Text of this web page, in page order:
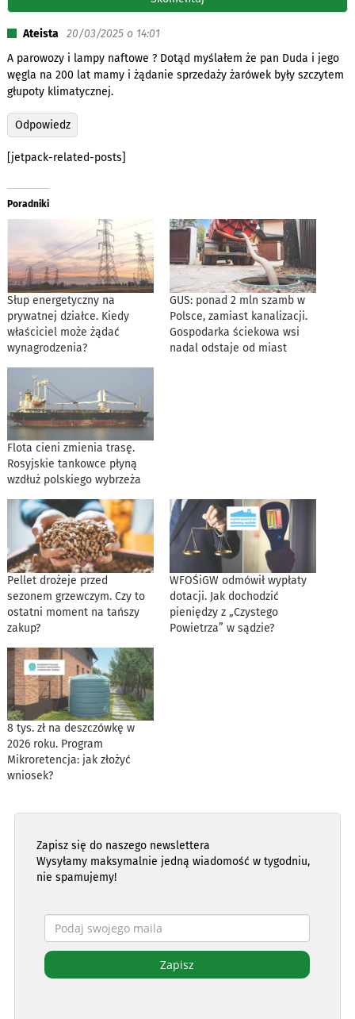
Ateista 20/03/2025 o 14:01
A parowozy i lampy naftowe ? Dotąd myślałem że pan Duda i jego
węgla na 200 lat mamy i żądanie sprzedaży żarówek były szczytem
głupoty klimatycznej.
Odpowiedz
[jetpack-related-posts]
Poradniki
Słup energetyczny na
prywatnej działce. Kiedy
właściciel może żądać
wynagrodzenia?
GUS: ponad 2 mln szamb w
Polsce, zamiast kanalizacji.
Gospodarka ściekowa wsi
nadal odstaje od miast
Flota cieni zmienia trasę.
Rosyjskie tankowce płyną
wzdłuż polskiego wybrzeża
Pellet drożeje przed
sezonem grzewczym. Czy to
ostatni moment na tańszy
zakup?
WFOŚiGW odmówił wypłaty
dotacji. Jak dochodzić
pieniędzy z „Czystego
Powietrza” w sądzie?
8 tys. zł na deszczówkę w
2026 roku. Program
Mikroretencja: jak złożyć
wniosek?
Zapisz się do naszego newslettera
Wysyłamy maksymalnie jedną wiadomość w tygodniu,
nie spamujemy!